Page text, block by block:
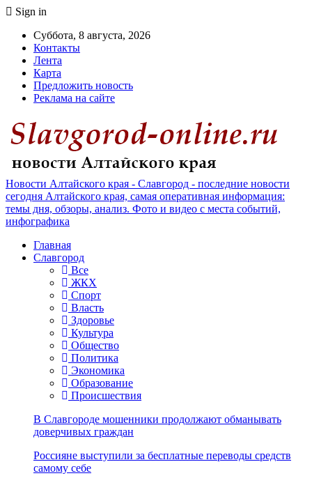
Sign in
Суббота, 8 августа, 2026
Контакты
Лента
Карта
Предложить новость
Реклама на сайте
Новости Алтайского края - Славгород - последние новости
сегодня Алтайского края, самая оперативная информация:
темы дня, обзоры, анализ. Фото и видео с места событий,
инфографика
Главная
Славгород
Все
ЖКХ
Спорт
Власть
Здоровье
Культура
Общество
Политика
Экономика
Образование
Происшествия
В Славгороде мошенники продолжают обманывать
доверчивых граждан
Россияне выступили за бесплатные переводы средств
самому себе